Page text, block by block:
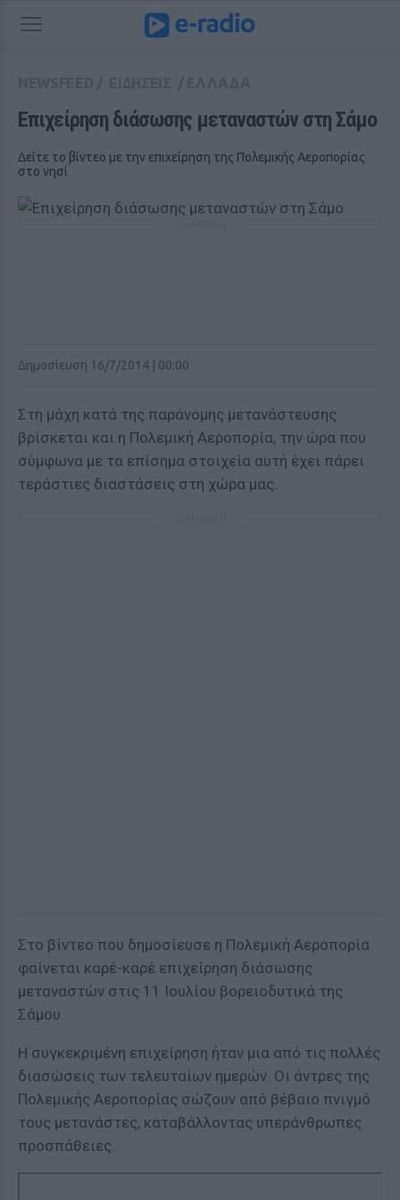
Επιχείρηση διάσωσης μεταναστών στη Σάμο
Δείτε το βίντεο με την επιχείρηση της Πολεμικής Αεροπορίας
στο νησί
Δημοσίευση 16/7/2014 | 00:00
Στη μάχη κατά της παράνομης μετανάστευσης
βρίσκεται και η Πολεμική Αεροπορία, την ώρα που
σύμφωνα με τα επίσημα στοιχεία αυτή έχει πάρει
τεράστιες διαστάσεις στη χώρα μας.
Στο βίντεο που δημοσίευσε η Πολεμική Αεροπορία
φαίνεται καρέ-καρέ επιχείρηση διάσωσης
μεταναστών στις 11 Ιουλίου βορειοδυτικά της
Σάμου.
Η συγκεκριμένη επιχείρηση ήταν μια από τις πολλές
διασώσεις των τελευταίων ημερών. Οι άντρες της
Πολεμικής Αεροπορίας σώζουν από βέβαιο πνιγμό
τους μετανάστες, καταβάλλοντας υπεράνθρωπες
προσπάθειες.